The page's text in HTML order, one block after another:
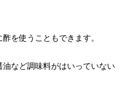
を使うこともできます。
油など調味料がはいっていない